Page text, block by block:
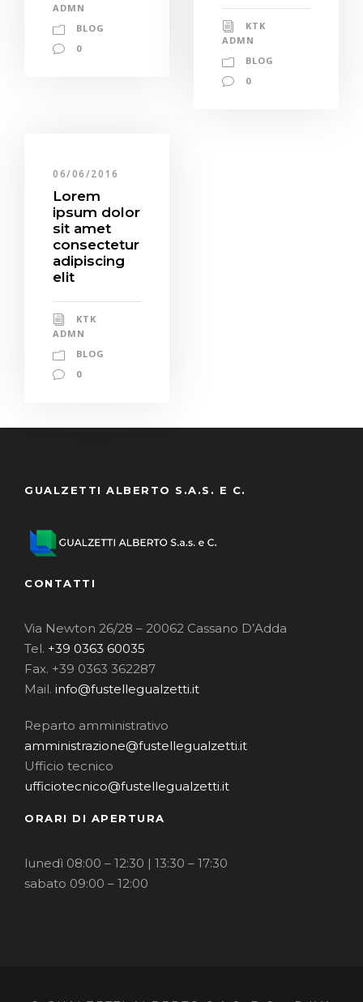
ADMN
BLOG
0
KTK
ADMN
BLOG
0
06/06/2016
Lorem
ipsum dolor
sit amet
consectetur
adipiscing
elit
KTK
ADMN
BLOG
0
GUALZETTI ALBERTO S.A.S. E C.
CONTATTI
Via Newton 26/28 – 20062 Cassano D’Adda
Tel. +39 0363 60035
Fax. +39 0363 362287
Mail. info@fustellegualzetti.it
Reparto amministrativo
amministrazione@fustellegualzetti.it
Ufficio tecnico
ufficiotecnico@fustellegualzetti.it
ORARI DI APERTURA
lunedì 08:00 – 12:30 | 13:30 – 17:30
sabato 09:00 – 12:00